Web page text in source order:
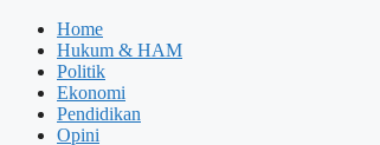
Home
Hukum & HAM
Politik
Ekonomi
Pendidikan
Opini